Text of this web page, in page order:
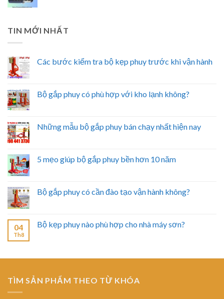
TIN MỚI NHẤT
Các bước kiểm tra bộ kẹp phuy trước khi vận hành
Bộ gắp phuy có phù hợp với kho lạnh không?
Những mẫu bộ gắp phuy bán chạy nhất hiện nay
5 mẹo giúp bộ gắp phuy bền hơn 10 năm
Bộ gắp phuy có cần đào tạo vận hành không?
04
Th8
Bộ kẹp phuy nào phù hợp cho nhà máy sơn?
TÌM SẢN PHẨM THEO TỪ KHÓA